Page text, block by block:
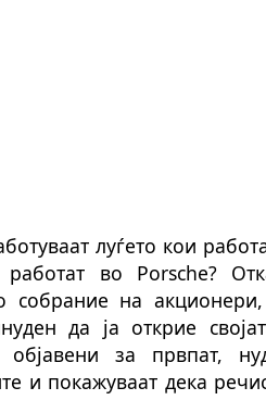
луѓето кои
во Porsche?
собрание на
да ја открие
објавени за првпат,
и покажуваат дека